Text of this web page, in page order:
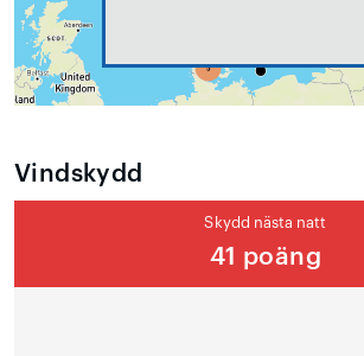
Vindskydd
Skydd nästa natt
41 poäng